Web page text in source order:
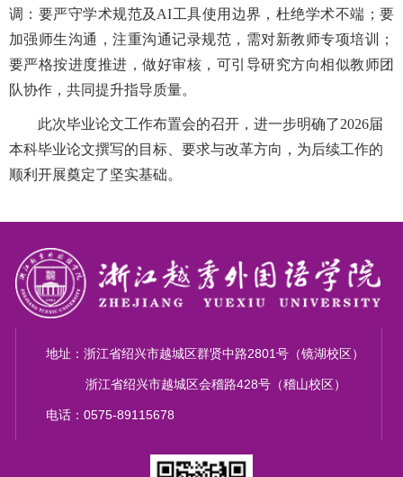
调：要严守学术规范及 AI工具使用边界，杜绝学术不端；要
加强师生沟通，注重沟通记录规范，需对新教师专项培训；
要严格按进度推进，做好审核，可引导研究方向相似教师团
队协作，共同提升指导质量。
此次毕业论文工作布置会的召开，进一步明确了2026届
本科毕业论文撰写的目标、要求与改革方向，为后续工作的
顺利开展奠定了坚实基础。
地址：浙江省绍兴市越城区群贤中路2801号（镜湖校区）
浙江省绍兴市越城区会稽路428号（稽山校区）
电话：0575-89115678